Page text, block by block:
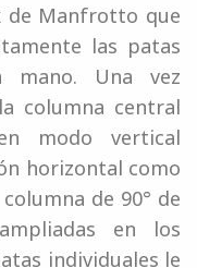
de Manfrotto que
las patas
Una vez
columna central
modo vertical
horizontal como
de 90° de
en los
individuales le